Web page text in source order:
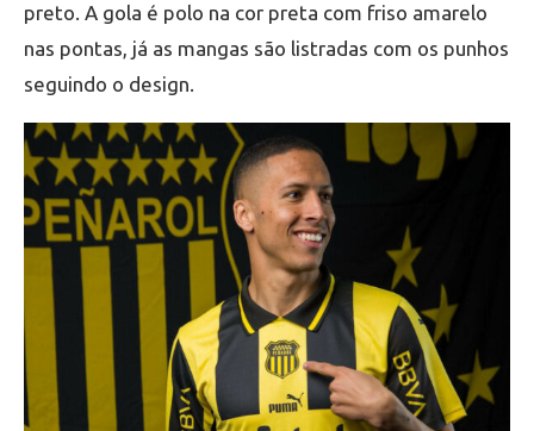
preto. A gola é polo na cor preta com friso amarelo
nas pontas, já as mangas são listradas com os punhos
seguindo o design.